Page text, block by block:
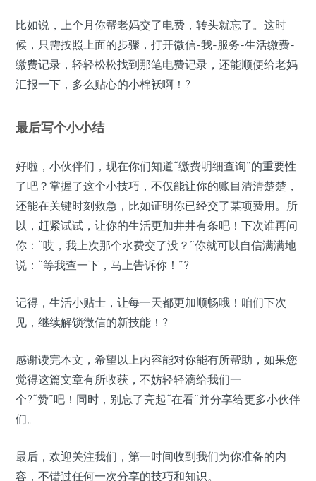
比如说，上个月你帮老妈交了电费，转头就忘了。这时
候，只需按照上面的步骤，打开微信-我-服务-生活缴费-
缴费记录，轻轻松松找到那笔电费记录，还能顺便给老妈
汇报一下，多么贴心的小棉袄啊！?
最后写个小小结
好啦，小伙伴们，现在你们知道“缴费明细查询”的重要性
了吧？掌握了这个小技巧，不仅能让你的账目清清楚楚，
还能在关键时刻救急，比如证明你已经交了某项费用。所
以，赶紧试试，让你的生活更加井井有条吧！下次谁再问
你：“哎，我上次那个水费交了没？”你就可以自信满满地
说：“等我查一下，马上告诉你！”?
记得，生活小贴士，让每一天都更加顺畅哦！咱们下次
见，继续解锁微信的新技能！?
感谢读完本文，希望以上内容能对你能有所帮助，如果您
觉得这篇文章有所收获，不妨轻轻滴给我们一
个?“赞”吧！同时，别忘了亮起“在看”并分享给更多小伙伴
们。
最后，欢迎关注我们，第一时间收到我们为你准备的内
容，不错过任何一次分享的技巧和知识。